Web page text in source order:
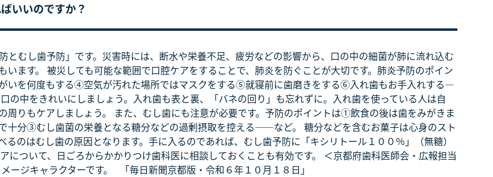
いいのですか？
むし歯予防」です。災害時には、断水や栄養不足、疲労などの影響から、口の中の細菌が肺に流れ込む
います。 被災しても可能な範囲で口腔ケアをすることで、肺炎を防ぐことが大切です。肺炎予防のポイン
を何度もする④空気が汚れた場所ではマスクをする⑤就寝前に歯磨きをする⑥入れ歯もお手入れする―
中をきれいにしましょう。入れ歯も表と裏、「バネの回り」も忘れずに。入れ歯を使っている人は自
周りもケアしましょう。 また、むし歯にも注意が必要です。予防のポイントは①飲食の後は歯をみがきま
十分③むし歯菌の栄養となる糖分などの過剰摂取を控える――など。 糖分などを含むお菓子は心身のスト
のはむし歯の原因となります。手に入るのであれば、むし歯予防に「キシリトール１００％」（無糖）
について、日ごろからかかりつけ歯科医に相談しておくことも有効です。 ＜京都府歯科医師会・広報担当
ジキャラクターです。 「毎日新聞京都版・令和６年１０月１８日」